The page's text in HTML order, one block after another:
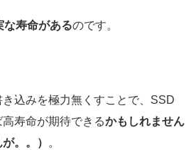
な寿命があるのです。
込みを極力無くすことで、SSD
寿命が期待できるかもしれません
。。）
。